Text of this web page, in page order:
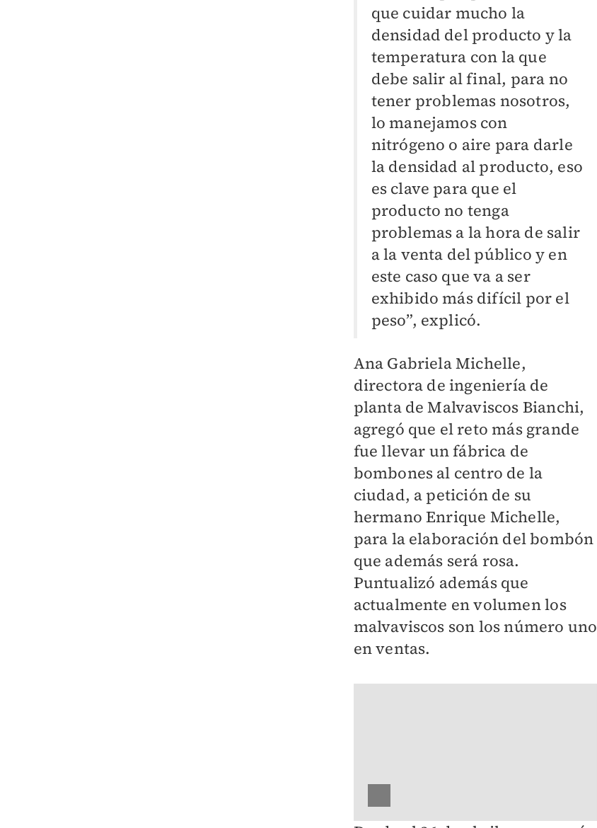
que cuidar mucho la
densidad del producto y la
temperatura con la que
debe salir al final, para no
tener problemas nosotros,
lo manejamos con
nitrógeno o aire para darle
la densidad al producto, eso
es clave para que el
producto no tenga
problemas a la hora de salir
a la venta del público y en
este caso que va a ser
exhibido más difícil por el
peso”, explicó.
Ana Gabriela Michelle,
directora de ingeniería de
planta de Malvaviscos Bianchi,
agregó que el reto más grande
fue llevar un fábrica de
bombones al centro de la
ciudad, a petición de su
hermano Enrique Michelle,
para la elaboración del bombón
que además será rosa.
Puntualizó además que
actualmente en volumen los
malvaviscos son los número uno
en ventas.